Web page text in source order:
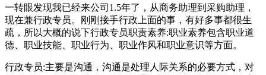
一转眼发现我已经来公司1.5年了，从商务助理到采购助理，
现在兼行政专员。刚刚接手行政上面的事，有好多事都很生
疏，所以大概的说下行政专员职责素养:职业素养包含职业道
德、职业技能、职业行为、职业作风和职业意识等方面。
行政专员:主要是沟通，沟通是处理人际关系的必要方式，对